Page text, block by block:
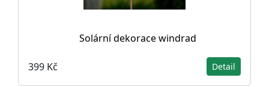
Solární dekorace windrad
399 Kč Detail